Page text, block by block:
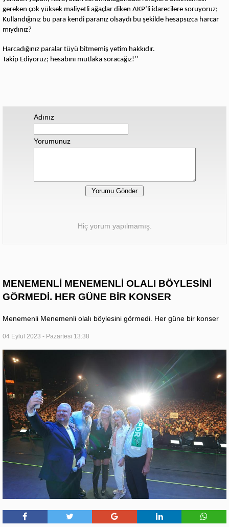
gereken çok yüksek maliyetli ağaçlar diken AKP’li idarecilere soruyoruz;
Kullandığınız bu para kendi paranız olsaydı bu şekilde hesapsızca harcar
mıydınız?
Harcadığınız paralar tüyü bitmemiş yetim hakkıdır.
Takip Ediyoruz; hesabını mutlaka soracağız!’’
Adınız
Yorumunuz
Hiç yorum yapılmamış.
MENEMENLİ MENEMENLİ OLALI BÖYLESİNİ
GÖRMEDİ. HER GÜNE BİR KONSER
Menemenli Menemenli olalı böylesini görmedi. Her güne bir konser
04 Eylül 2023 - Pazartesi 13:38